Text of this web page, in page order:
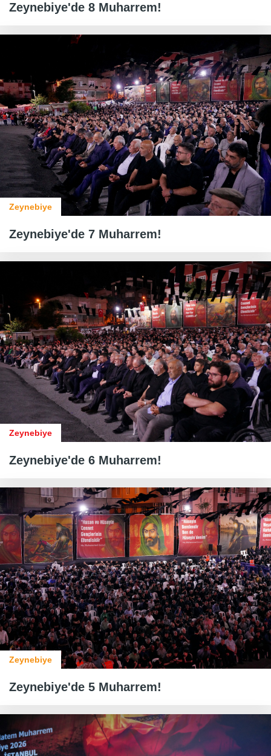
Zeynebiye'de 8 Muharrem!
Zeynebiye
Zeynebiye'de 7 Muharrem!
Zeynebiye
Zeynebiye'de 6 Muharrem!
Zeynebiye
Zeynebiye'de 5 Muharrem!